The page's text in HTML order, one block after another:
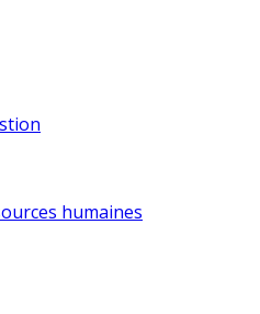
humaines